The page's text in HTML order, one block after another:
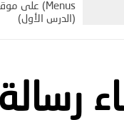
(الدرس الأول)
رسالة